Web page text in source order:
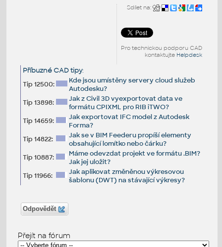
Sdílet na:
Pro technickou podporu CAD
kontaktujte Helpdesk
Příbuzné CAD tipy:
Tip 12500:
Kde jsou umístěny servery cloud služeb
Autodesku?
Tip 13898:
Jak z Civil 3D vyexportovat data ve
formátu CPIXML pro RIB iTWO?
Tip 14659:
Jak exportovat IFC model z Autodesk
Forma?
Tip 14822:
Jak se v BIM Feederu propíší elementy
obsahující lomítko nebo čárku?
Tip 10887:
Máme odevzdat projekt ve formátu .BIM?
Jak jej uložit?
Tip 11966:
Jak aplikovat změněnou výkresovou
šablonu (DWT) na stávající výkresy?
Odpovědět
Přejít na fórum